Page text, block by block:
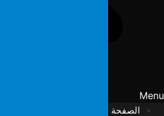
الصفحة الرئيسية